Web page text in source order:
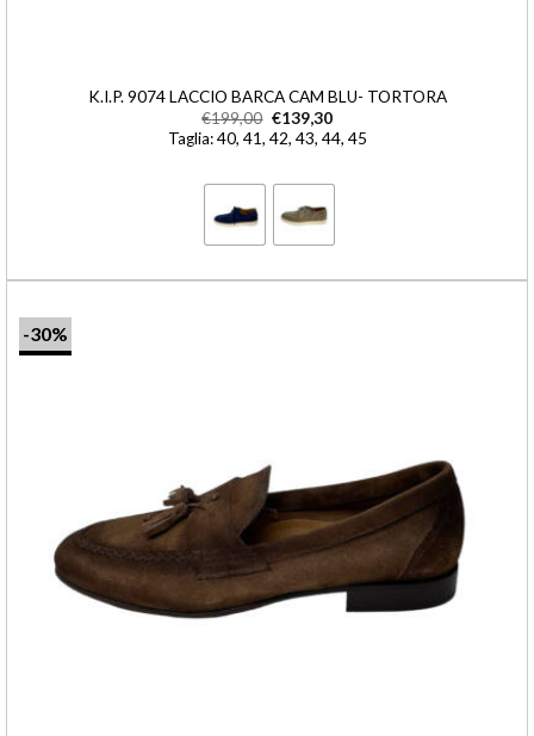
K.I.P. 9074 LACCIO BARCA CAM BLU- TORTORA
€199,00 €139,30
Taglia: 40, 41, 42, 43, 44, 45
-30%